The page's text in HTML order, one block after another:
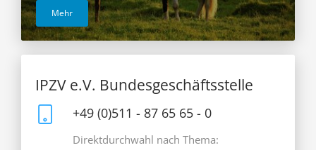
Mehr
IPZV e.V. Bundesgeschäftsstelle
+49 (0)511 - 87 65 65 - 0
Direktdurchwahl nach Thema: